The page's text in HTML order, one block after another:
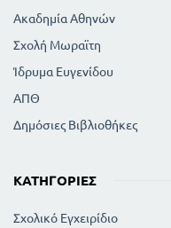
Ακαδημία Αθηνών
Σχολή Μωραϊτη
Ίδρυμα Ευγενίδου
ΑΠΘ
Δημόσιες Βιβλιοθήκες
ΚΑΤΗΓΟΡΊΕΣ
Σχολικό Εγχειρίδιο